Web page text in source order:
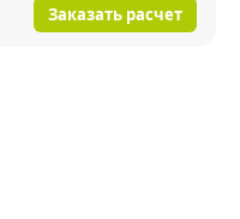
Заказать расчет